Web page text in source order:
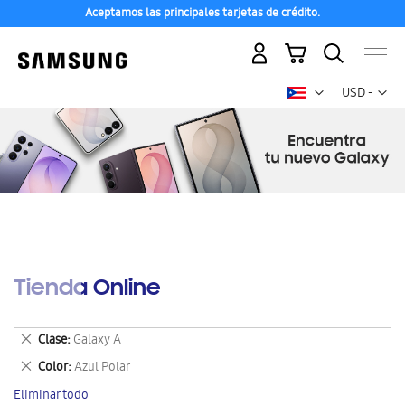
Aceptamos las principales tarjetas de crédito.
USD -
dólar
Mi carrito
Tienda Online
Clase Galaxy A
Eliminar
este
artículo
Color Azul Polar
Eliminar
este
Eliminar todo